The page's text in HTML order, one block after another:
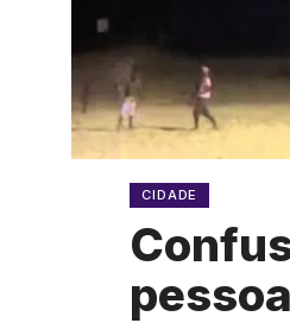
CIDADE